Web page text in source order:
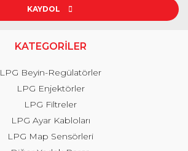
KAYDOL
KATEGORİLER
LPG Beyin-Regülatörler
LPG Enjektörler
LPG Filtreler
LPG Ayar Kabloları
LPG Map Sensörleri